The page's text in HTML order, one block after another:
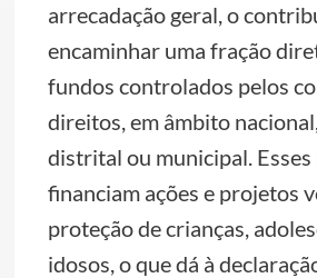
arrecadação geral, o
encaminhar uma fração
fundos controlados pelos
direitos, em âmbito
distrital ou municipal.
financiam ações e projetos
proteção de crianças,
idosos, o que dá à